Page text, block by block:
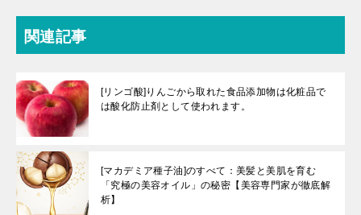
関連記事
[リンゴ酸]りんごから取れた食品添加物は化粧品で
は酸化防止剤として使われます。
[マカデミア種子油]のすべて：美髪と美肌を育む
「究極の美容オイル」の秘密【美容専門家が徹底解
析】